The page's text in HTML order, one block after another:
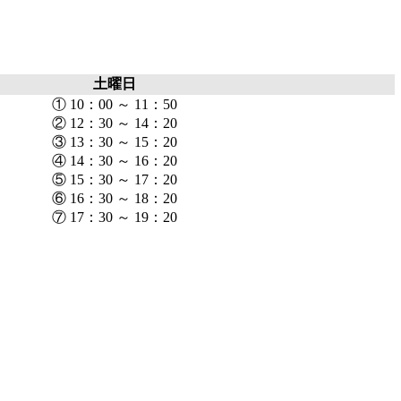
土曜日
① 10：00 ～ 11：50
② 12：30 ～ 14：20
③ 13：30 ～ 15：20
④ 14：30 ～ 16：20
⑤ 15：30 ～ 17：20
⑥ 16：30 ～ 18：20
⑦ 17：30 ～ 19：20